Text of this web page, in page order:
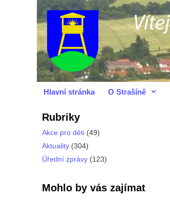
Hlavní stránka O Strašíně
Rubriky
Akce pro děti (49)
Aktuality (304)
Úřední zprávy (123)
Mohlo by vás zajímat